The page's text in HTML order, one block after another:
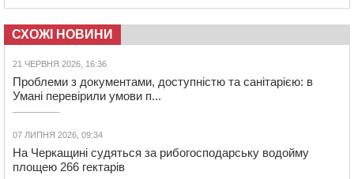
СХОЖІ НОВИНИ
21 ЧЕРВНЯ 2026, 16:36
Проблеми з документами, доступністю та санітарією: в
Умані перевірили умови п...
07 ЛИПНЯ 2026, 09:34
На Черкащині судяться за рибогосподарську водойму
площею 266 гектарів